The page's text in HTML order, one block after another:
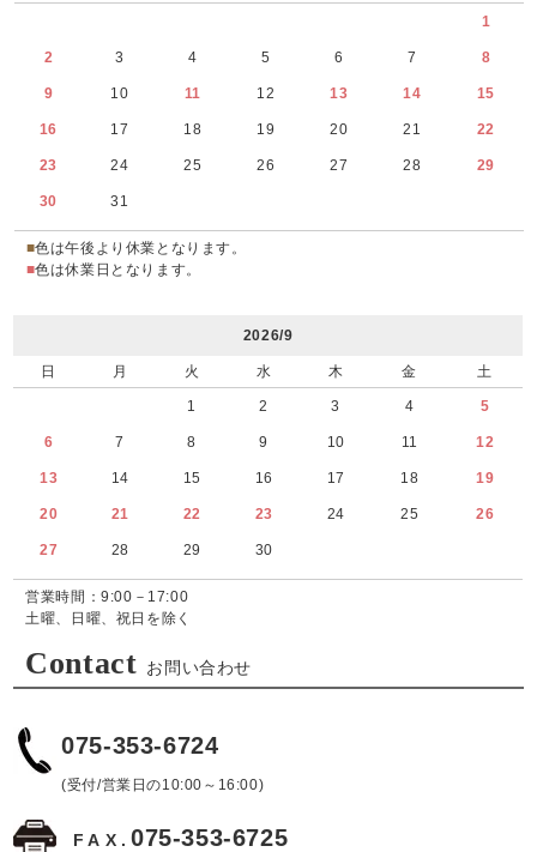
1
2 3 4 5 6 7 8
9 10 11 12 13 14 15
16 17 18 19 20 21 22
23 24 25 26 27 28 29
30 31
■色は午後より休業となります。
■色は休業日となります。
2026/9
日 月 火 水 木 金 土
1 2 3 4 5
6 7 8 9 10 11 12
13 14 15 16 17 18 19
20 21 22 23 24 25 26
27 28 29 30
営業時間：9:00－17:00
土曜、日曜、祝日を除く
Contact お問い合わせ
075-353-6724
(受付/営業日の10:00～16:00)
FAX.075-353-6725